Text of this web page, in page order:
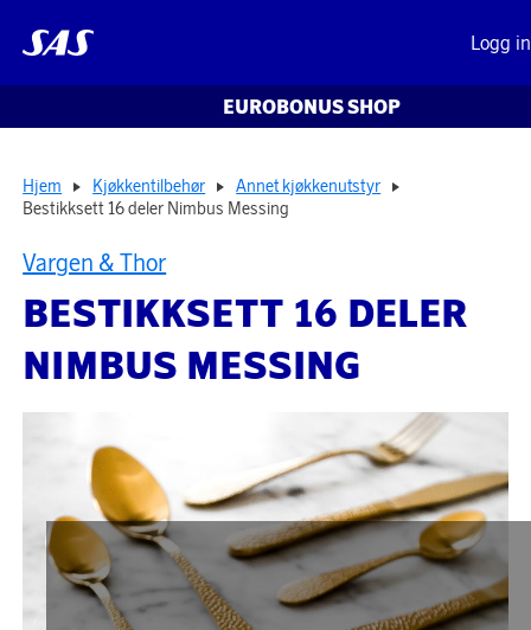
Logg in
EUROBONUS SHOP
Hjem Kjøkkentilbehør
Annet kjøkkenutstyr
Bestikksett 16 deler Nimbus Messing
Vargen & Thor
BESTIKKSETT 16 DELER
NIMBUS MESSING